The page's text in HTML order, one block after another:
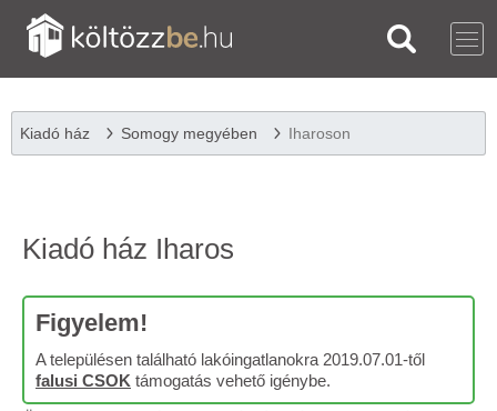
Kiadó ház Somogy megyében Iharoson
Kiadó ház Iharos
Figyelem!
A településen található lakóingatlanokra 2019.07.01-től
falusi CSOK támogatás vehető igénybe.